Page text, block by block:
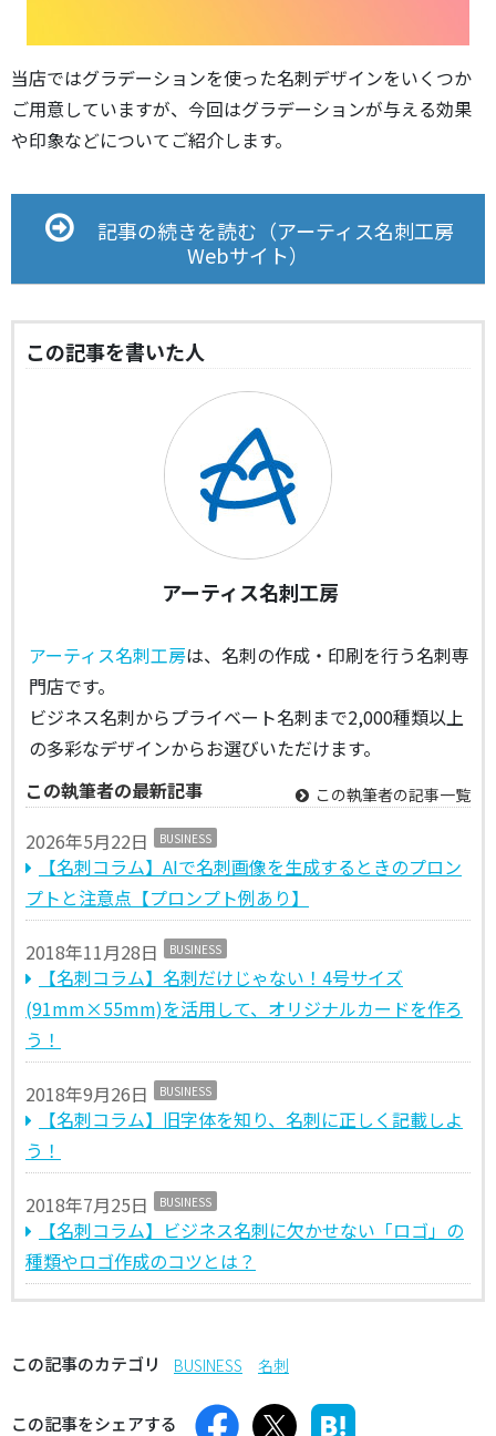
当店ではグラデーションを使った名刺デザインをいくつか
ご用意していますが、今回はグラデーションが与える効果
や印象などについてご紹介します。
記事の続きを読む（アーティス名刺工房
Webサイト）
この記事を書いた人
アーティス名刺工房
アーティス名刺工房は、名刺の作成・印刷を行う名刺専
門店です。
ビジネス名刺からプライベート名刺まで2,000種類以上
の多彩なデザインからお選びいただけます。
この執筆者の最新記事
この執筆者の記事一覧
2026年5月22日 BUSINESS
【名刺コラム】AIで名刺画像を生成するときのプロン
プトと注意点【プロンプト例あり】
2018年11月28日 BUSINESS
【名刺コラム】名刺だけじゃない！4号サイズ
(91mm×55mm)を活用して、オリジナルカードを作ろ
う！
2018年9月26日 BUSINESS
【名刺コラム】旧字体を知り、名刺に正しく記載しよ
う！
2018年7月25日 BUSINESS
【名刺コラム】ビジネス名刺に欠かせない「ロゴ」の
種類やロゴ作成のコツとは？
この記事のカテゴリ BUSINESS 名刺
この記事をシェアする